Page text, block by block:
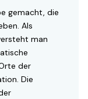
gemacht, die
Als
man
der
Die